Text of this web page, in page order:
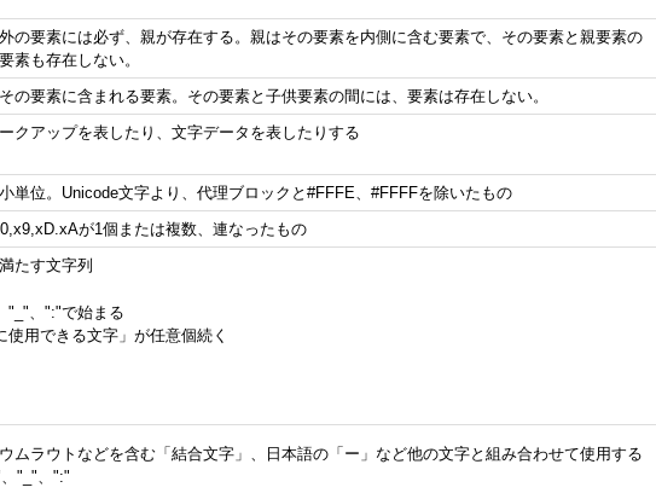
の要素には必ず、親が存在する。親はその要素を内側に含む要素で、その要素と親要素の
素も存在しない。
の要素に含まれる要素。その要素と子供要素の間には、要素は存在しない。
クアップを表したり、文字データを表したりする
単位。Unicode文字より、代理ブロックと#FFFE、#FFFFを除いたもの
が1個または複数、連なったもの
たす文字列
"_"、":"で始まる
使用できる文字」が任意個続く
ムラウトなどを含む「結合文字」、日本語の「ー」など他の文字と組み合わせて使用する
"_"、":"